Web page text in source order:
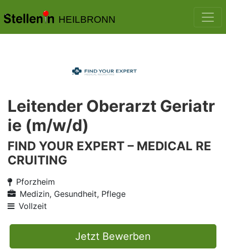
HEILBRONN
Leitender Oberarzt Geriatr
ie (m/w/d)
FIND YOUR EXPERT – MEDICAL RE
CRUITING
Pforzheim
Medizin, Gesundheit, Pflege
Vollzeit
Jetzt Bewerben